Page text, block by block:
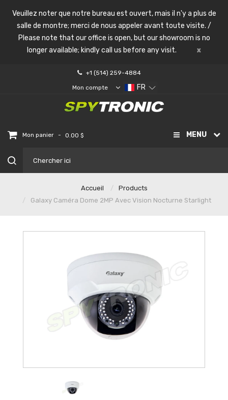
Veuillez noter que notre bureau est ouvert, mais il n'y a plus de
salle de montre; merci de nous appeler avant toute visite. /
Please note that our office is open, but our showroom is no
longer available; kindly call us before any visit.
x
+1 (514) 259-4884
Mon compte FR
MENU
Mon panier - 0.00 $
Accueil
Products
Galaxy Caméra Dome 2MP Avec Vision Nocturne Starlight